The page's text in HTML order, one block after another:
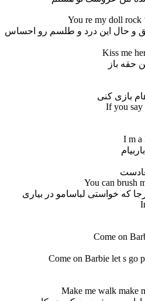
You re my doll rock
و حال این درد و طلسم رو احساس
Kiss me
حقه باز
بازی کنی
If you say
I m a
You can brush
که خواستی لباسامو در بیاری
Come on
Come on Barbie let s go
Make me walk make